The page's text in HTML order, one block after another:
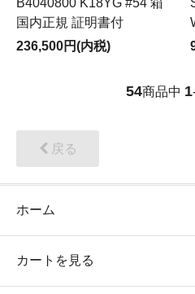
B4040800 K18YG #54 箱
国内正規 証明書付
236,500円(内税)
54商品中 1
戻る
ホーム
カートを見る